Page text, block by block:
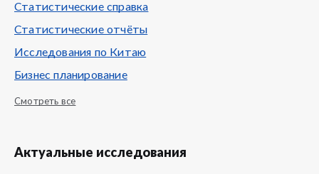
Статистические справка
Статистические отчёты
Исследования по Китаю
Бизнес планирование
Смотреть все
Актуальные исследования